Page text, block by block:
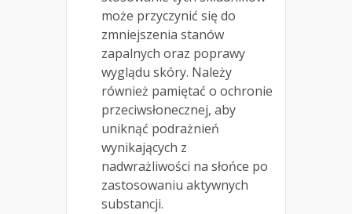
może przyczynić się do
zmniejszenia stanów
zapalnych oraz poprawy
wyglądu skóry. Należy
również pamiętać o ochronie
przeciwsłonecznej, aby
uniknąć podrażnień
wynikających z
nadwrażliwości na słońce po
zastosowaniu aktywnych
substancji.